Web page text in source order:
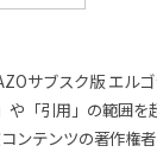
サブスク版 エル
や「引用」の範囲を
ンテンツの著作権